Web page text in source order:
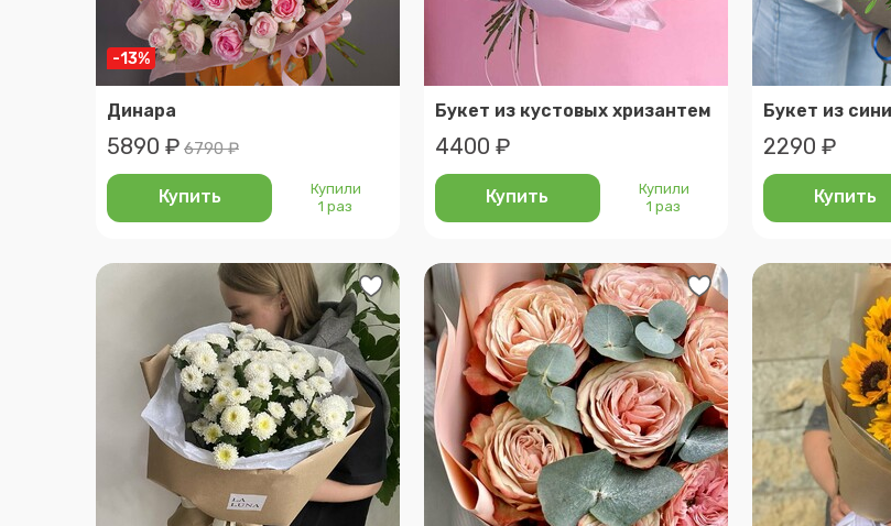
-13%
Динара
5890 ₽ 6790 ₽
Купить
Купили
1 раз
Букет из кустовых хризантем
4400 ₽
Купить
Купили
1 раз
2290 ₽
Купить